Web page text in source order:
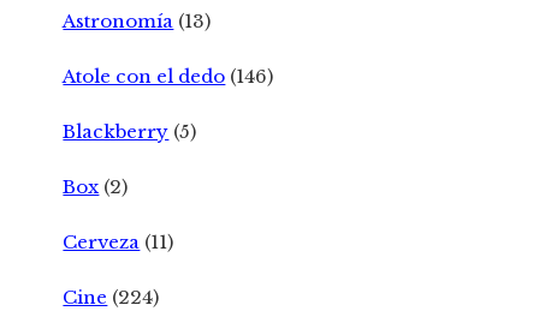
Astronomía (13)
Atole con el dedo (146)
Blackberry (5)
Box (2)
Cerveza (11)
Cine (224)